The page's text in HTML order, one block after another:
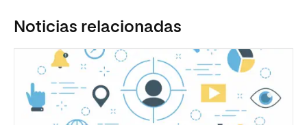
Noticias relacionadas